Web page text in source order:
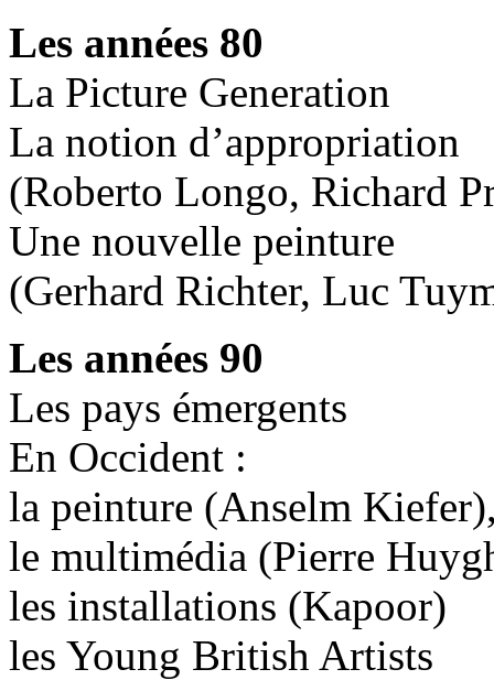
Les années 80
La Picture Generation
La notion d’appropriation
(Roberto Longo, Richard
Une nouvelle peinture
(Gerhard Richter, Luc
Les années 90
Les pays émergents
En Occident :
la peinture (Anselm
le multimédia (Pierre
les installations (Kapoor)
les Young British Artists